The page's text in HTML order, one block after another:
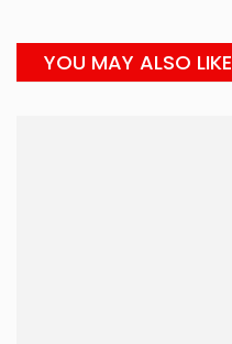
YOU MAY ALSO LIKE